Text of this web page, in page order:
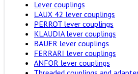
Lever couplings
LAUX 42 lever couplings
PERROT lever couplings
KLAUDIA lever couplings
BAUER lever couplings
FERRARI lever couplings
ANFOR lever couplings